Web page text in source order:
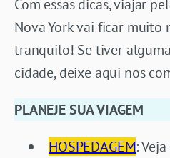
Com essas dicas, viajar
Nova York vai ficar muito
tranquilo! Se tiver
cidade, deixe aqui nos
PLANEJE SUA VIAGEM
HOSPEDAGEM: